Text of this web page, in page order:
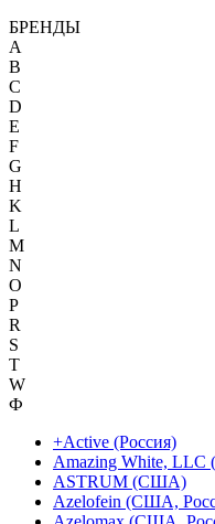
БРЕНДЫ
A
B
C
D
E
F
G
H
K
L
M
N
O
P
R
S
T
W
Ф
+Active (Россия)
Amazing White,
ASTRUM (США)
Azelofein (США,